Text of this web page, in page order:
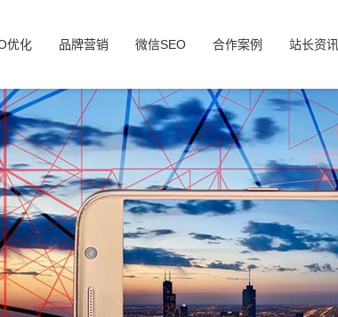
优化 品牌营销 微信SEO 合作案例 站长资讯